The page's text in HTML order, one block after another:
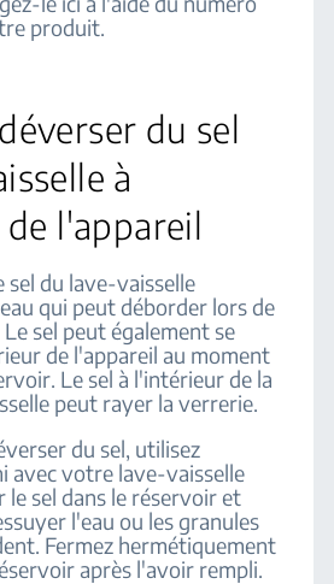
produit.
du sel
à
l'appareil
sel du lave-vaisselle
qui peut déborder lors de
sel peut également se
de l'appareil au moment
Le sel à l'intérieur de la
peut rayer la verrerie.
du sel, utilisez
avec votre lave-vaisselle
le sel dans le réservoir et
l'eau ou les granules
Fermez hermétiquement
après l'avoir rempli.